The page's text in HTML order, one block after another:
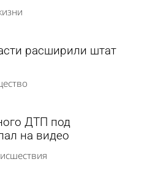
расширили штат
ДТП под
на видео